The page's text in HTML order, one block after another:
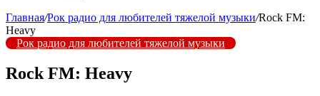
Главная/Рок радио для любителей тяжелой музыки/Rock FM:
Heavy
Рок радио для любителей тяжелой музыки
Rock FM: Heavy